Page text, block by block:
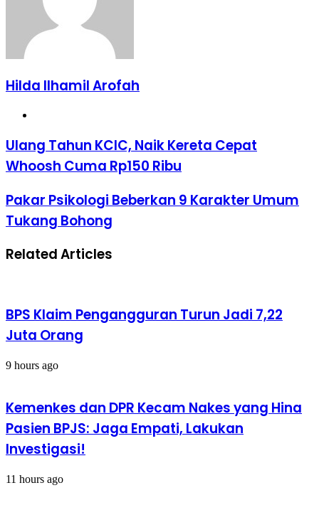
Hilda Ilhamil Arofah
Ulang
Tahun
KCIC,
Cepat
Whoosh
Cuma
Ribu
Ulang Tahun KCIC, Naik Kereta Cepat
Whoosh Cuma Rp150 Ribu
Pakar
Psikologi
Beberkan
Karakter
Umum
Pakar Psikologi Beberkan 9 Karakter Umum
Tukang Bohong
Related Articles
BPS Klaim Pengangguran Turun Jadi 7,22
Juta Orang
9 hours ago
Kemenkes dan DPR Kecam Nakes yang Hina
Pasien BPJS: Jaga Empati, Lakukan
Investigasi!
11 hours ago